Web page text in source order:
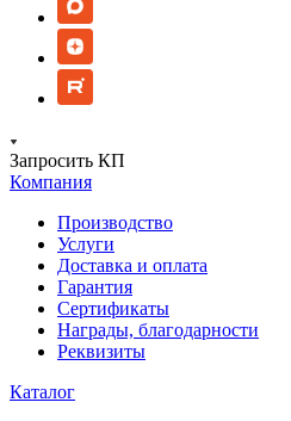
Запросить КП
Компания
Производство
Услуги
Доставка и оплата
Гарантия
Сертификаты
Награды, благодарности
Реквизиты
Каталог